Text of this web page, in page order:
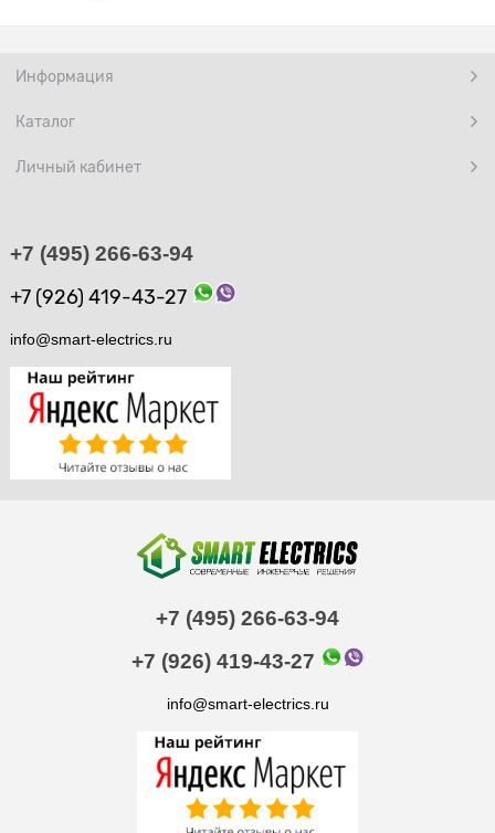
Информация
Каталог
Личный кабинет
+7 (495) 266-63-94
+7 (926) 419-43-27
info@smart-electrics.ru
+7 (495) 266-63-94
+7 (926) 419-43-27
info@smart-electrics.ru